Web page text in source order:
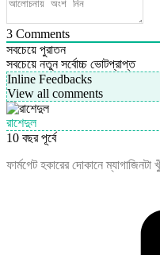
3 Comments
সবচেয়ে পুরাতন
সবচেয়ে নতুন সর্বোচ্চ ভোটপ্রাপ্ত
Inline Feedbacks
View all comments
রাশেদুল
10 বছর পূর্বে
ফার্মগেট হকারের দোকানে